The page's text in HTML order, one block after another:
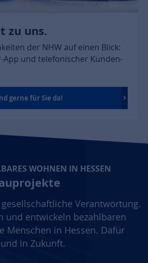
zu uns.
der NHW auf einen Blick:
App und telefonischer Kunden-
gerne für Sie da!
WOHNEN IN HESSEN
Verantwortung.
und entwickeln bezahlbaren
Menschen in Hessen. Dafür
in Zukunft.